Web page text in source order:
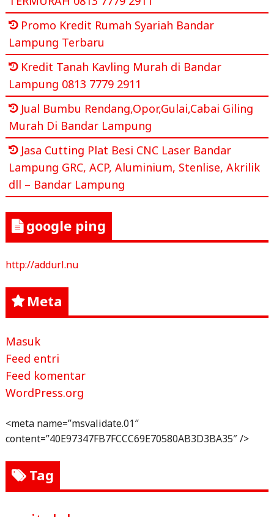
Promo Kredit Rumah Syariah Bandar
Lampung Terbaru
Kredit Tanah Kavling Murah di Bandar
Lampung 0813 7779 2911
Jual Bumbu Rendang,Opor,Gulai,Cabai Giling
Murah Di Bandar Lampung
Jasa Cutting Plat Besi CNC Laser Bandar
Lampung GRC, ACP, Aluminium, Stenlise, Akrilik
dll – Bandar Lampung
google ping
http://addurl.nu
Meta
Masuk
Feed entri
Feed komentar
WordPress.org
<meta name=”msvalidate.01″
content=”40E97347FB7FCCC69E70580AB3D3BA35″ />
Tag